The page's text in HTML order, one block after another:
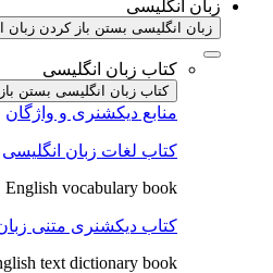
زبان انگلیسی
زبان انگلیسی بستن باز کردن زبان
کتاب زبان انگلیسی
کتاب زبان انگلیسی بستن
منابع دیکشنری و واژگان
کتاب لغات زبان انگلیسی
English vocabulary book
کتاب دیکشنری متنی
text dictionary book